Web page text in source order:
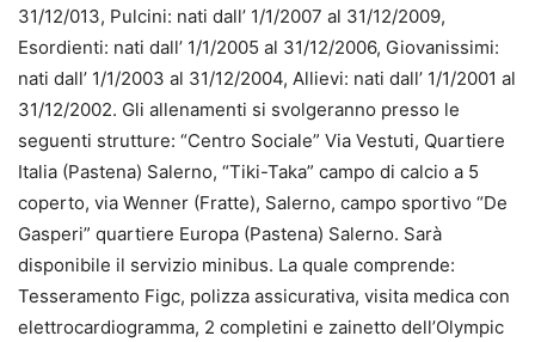
31/12/013, Pulcini: nati dall’ 1/1/2007 al 31/12/2009,
Esordienti: nati dall’ 1/1/2005 al 31/12/2006, Giovanissimi:
nati dall’ 1/1/2003 al 31/12/2004, Allievi: nati dall’ 1/1/2001 al
31/12/2002. Gli allenamenti si svolgeranno presso le
seguenti strutture: “Centro Sociale” Via Vestuti, Quartiere
Italia (Pastena) Salerno, “Tiki-Taka” campo di calcio a 5
coperto, via Wenner (Fratte), Salerno, campo sportivo “De
Gasperi” quartiere Europa (Pastena) Salerno. Sarà
disponibile il servizio minibus. La quale comprende:
Tesseramento Figc, polizza assicurativa, visita medica con
elettrocardiogramma, 2 completini e zainetto dell’Olympic